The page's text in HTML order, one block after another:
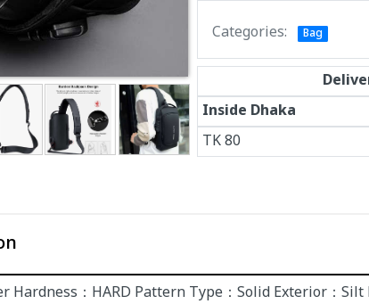
Categories: Bag
Inside Dhaka
TK80
Hardness：HARD Pattern Type：Solid Exterior：